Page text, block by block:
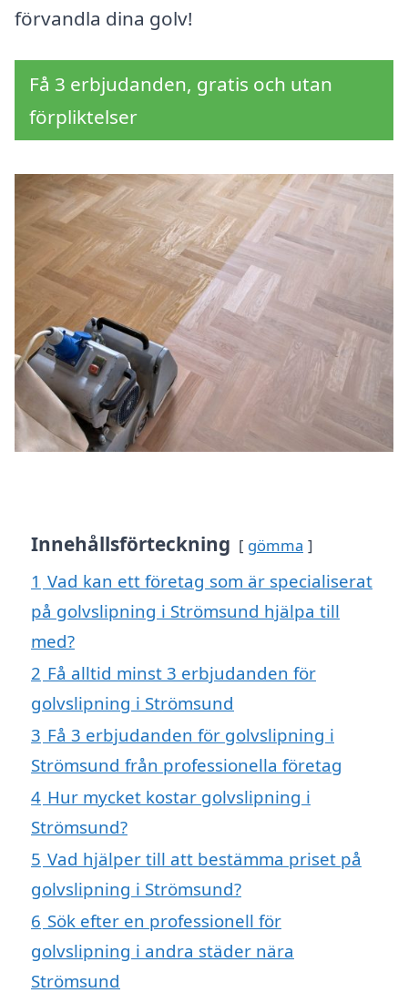
förvandla dina golv!
Få 3 erbjudanden, gratis och utan
förpliktelser
Innehållsförteckning gömma
1 Vad kan ett företag som är specialiserat
på golvslipning i Strömsund hjälpa till
med?
2 Få alltid minst 3 erbjudanden för
golvslipning i Strömsund
3 Få 3 erbjudanden för golvslipning i
Strömsund från professionella företag
4 Hur mycket kostar golvslipning i
Strömsund?
5 Vad hjälper till att bestämma priset på
golvslipning i Strömsund?
6 Sök efter en professionell för
golvslipning i andra städer nära
Strömsund